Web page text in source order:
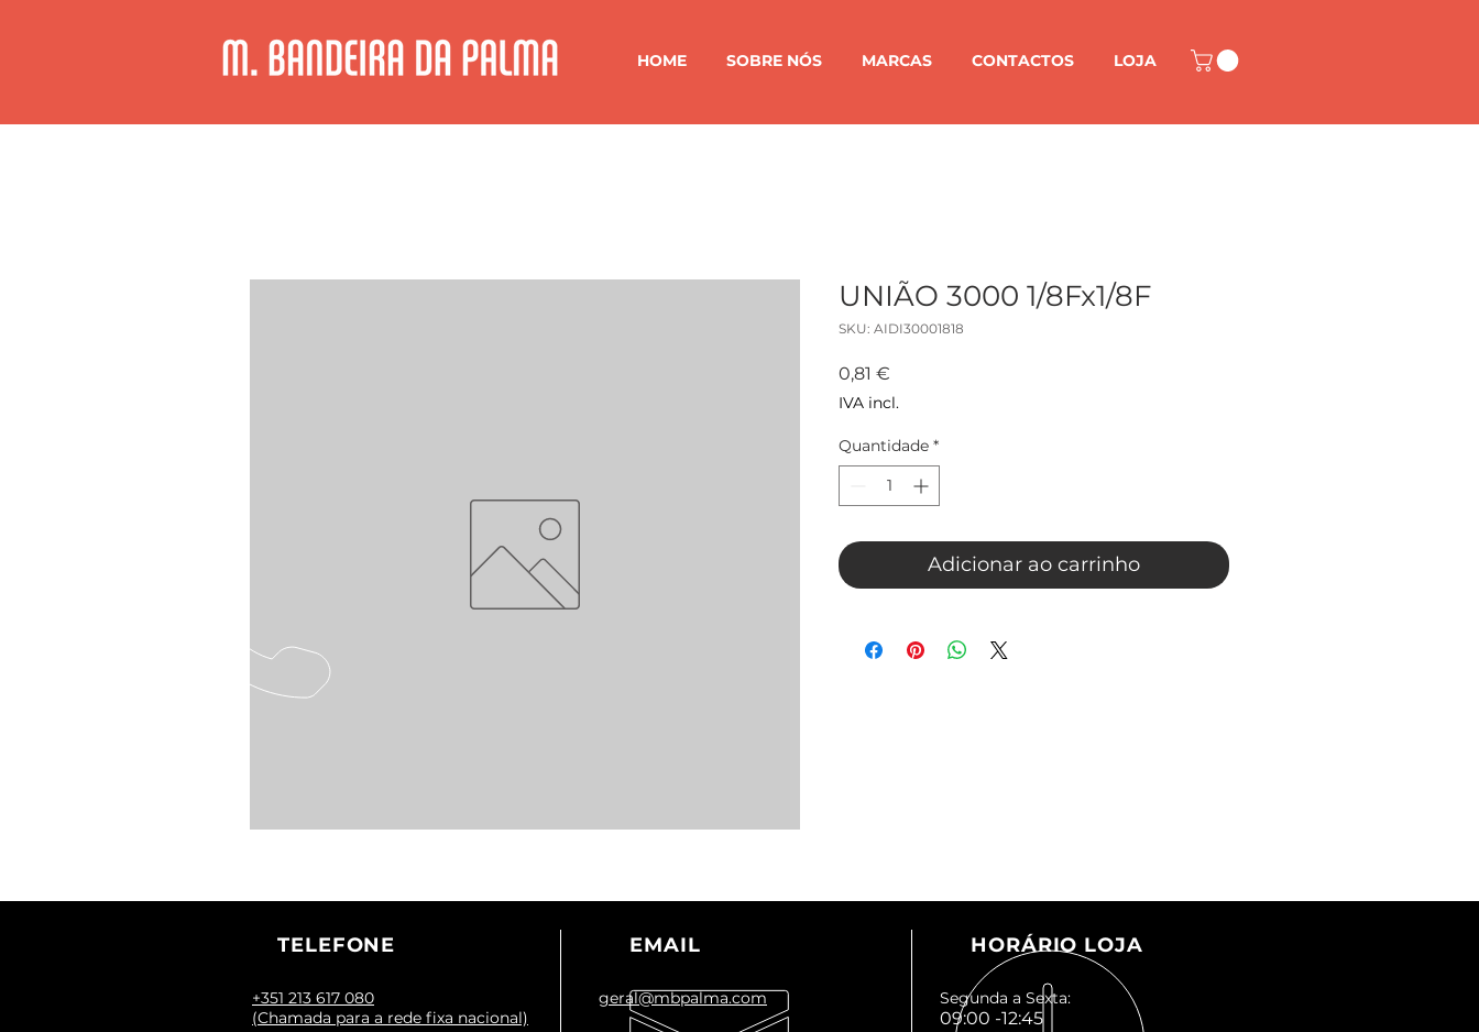
HOME SOBRE NÓS MARCAS CONTACTOS LOJA
UNIÃO 3000 1/8Fx1/8F
SKU: AIDI30001818
0,81 €
IVA incl.
Quantidade *
Adicionar ao carrinho
TELEFONE
+351 213 617 080
(Chamada para a rede fixa nacional)
EMAIL
geral@mbpalma.com
HORÁRIO LOJA
Segunda a Sexta:
09:00 -12:45